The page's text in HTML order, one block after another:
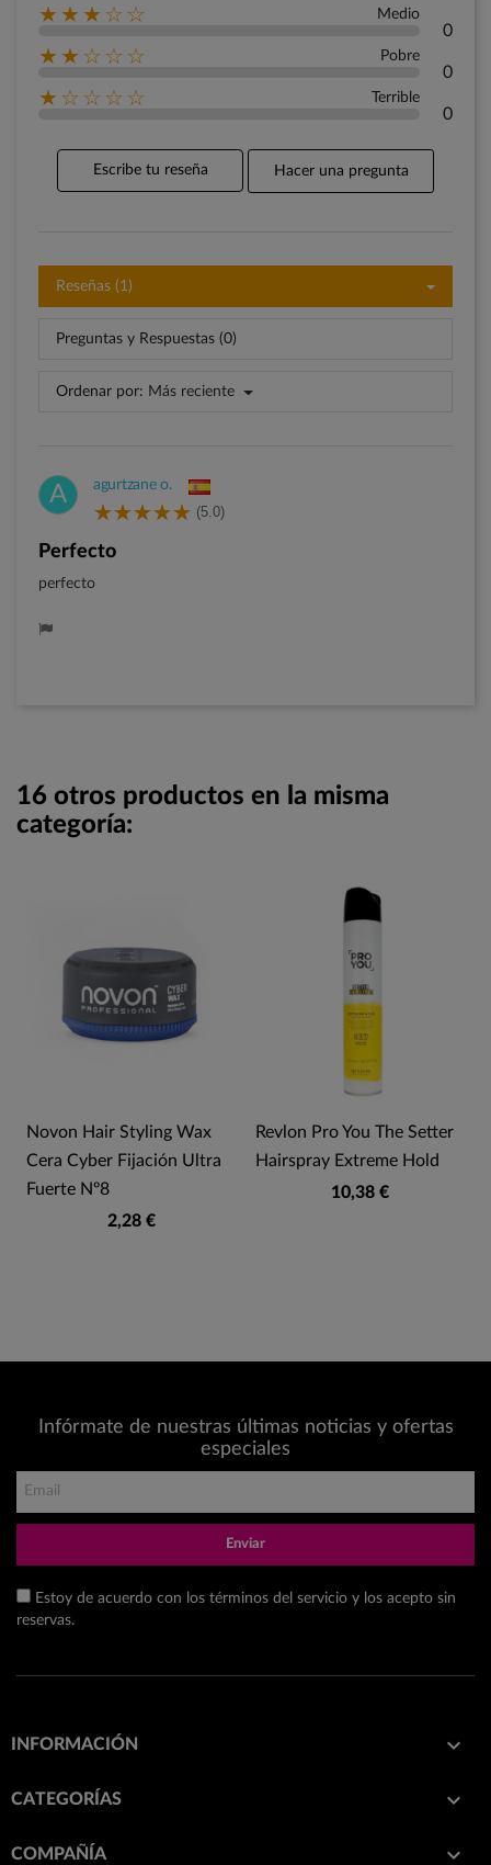
★★★☆☆ Medio
0
★★☆☆☆ Pobre
0
★☆☆☆☆ Terrible
0
Escribe tu reseña Hacer una pregunta
Reseñas (1)
Preguntas y Respuestas (0)
Ordenar por: Más reciente
A agurtzane o.
(5.0)
perfecto
perfecto
16 otros productos en la misma
categoría:
Novon Hair Styling Wax
Cera Cyber Fijación Ultra
Fuerte Nº8
2,28 €
Revlon Pro You The Setter
Hairspray Extreme Hold
10,38 €
Infórmate de nuestras últimas noticias y ofertas
especiales
Enviar
Estoy de acuerdo con los términos del servicio y los acepto sin
reservas.
INFORMACIÓN 
CATEGORÍAS 
COMPAÑÍA 